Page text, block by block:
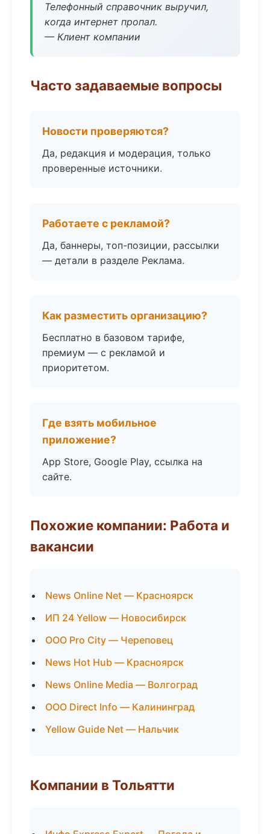
Телефонный справочник выручил,
когда интернет пропал.
— Клиент компании
Часто задаваемые вопросы
Новости проверяются?
Да, редакция и модерация, только
проверенные источники.
Работаете с рекламой?
Да, баннеры, топ-позиции, рассылки
— детали в разделе Реклама.
Как разместить организацию?
Бесплатно в базовом тарифе,
премиум — с рекламой и
приоритетом.
Где взять мобильное
приложение?
App Store, Google Play, ссылка на
сайте.
Похожие компании: Работа и
вакансии
News Online Net — Красноярск
ИП 24 Yellow — Новосибирск
ООО Pro City — Череповец
News Hot Hub — Красноярск
News Online Media — Волгоград
ООО Direct Info — Калининград
Yellow Guide Net — Нальчик
Компании в Тольятти